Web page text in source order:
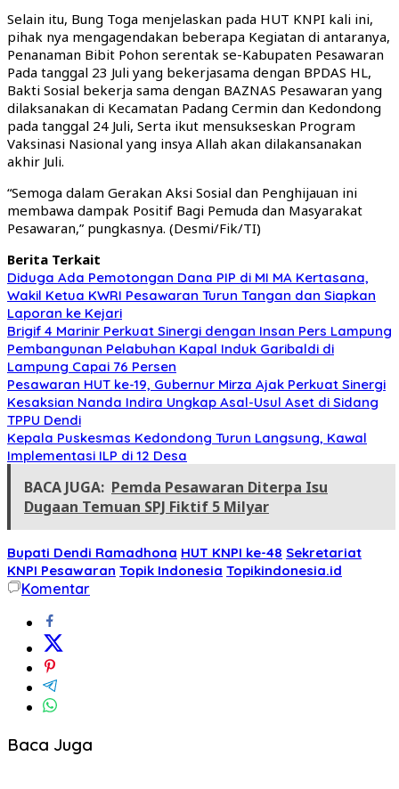
Selain itu, Bung Toga menjelaskan pada HUT KNPI kali ini,
pihak nya mengagendakan beberapa Kegiatan di antaranya,
Penanaman Bibit Pohon serentak se-Kabupaten Pesawaran
Pada tanggal 23 Juli yang bekerjasama dengan BPDAS HL,
Bakti Sosial bekerja sama dengan BAZNAS Pesawaran yang
dilaksanakan di Kecamatan Padang Cermin dan Kedondong
pada tanggal 24 Juli, Serta ikut mensukseskan Program
Vaksinasi Nasional yang insya Allah akan dilakansanakan
akhir Juli.
“Semoga dalam Gerakan Aksi Sosial dan Penghijauan ini
membawa dampak Positif Bagi Pemuda dan Masyarakat
Pesawaran,” pungkasnya. (Desmi/Fik/TI)
Berita Terkait
Diduga Ada Pemotongan Dana PIP di MI MA Kertasana,
Wakil Ketua KWRI Pesawaran Turun Tangan dan Siapkan
Laporan ke Kejari
Brigif 4 Marinir Perkuat Sinergi dengan Insan Pers Lampung
Pembangunan Pelabuhan Kapal Induk Garibaldi di
Lampung Capai 76 Persen
Pesawaran HUT ke-19, Gubernur Mirza Ajak Perkuat Sinergi
Kesaksian Nanda Indira Ungkap Asal-Usul Aset di Sidang
TPPU Dendi
Kepala Puskesmas Kedondong Turun Langsung, Kawal
Implementasi ILP di 12 Desa
BACA JUGA: Pemda Pesawaran Diterpa Isu
Dugaan Temuan SPJ Fiktif 5 Milyar
Bupati Dendi Ramadhona HUT KNPI ke-48 Sekretariat
KNPI Pesawaran Topik Indonesia Topikindonesia.id
Komentar
Baca Juga